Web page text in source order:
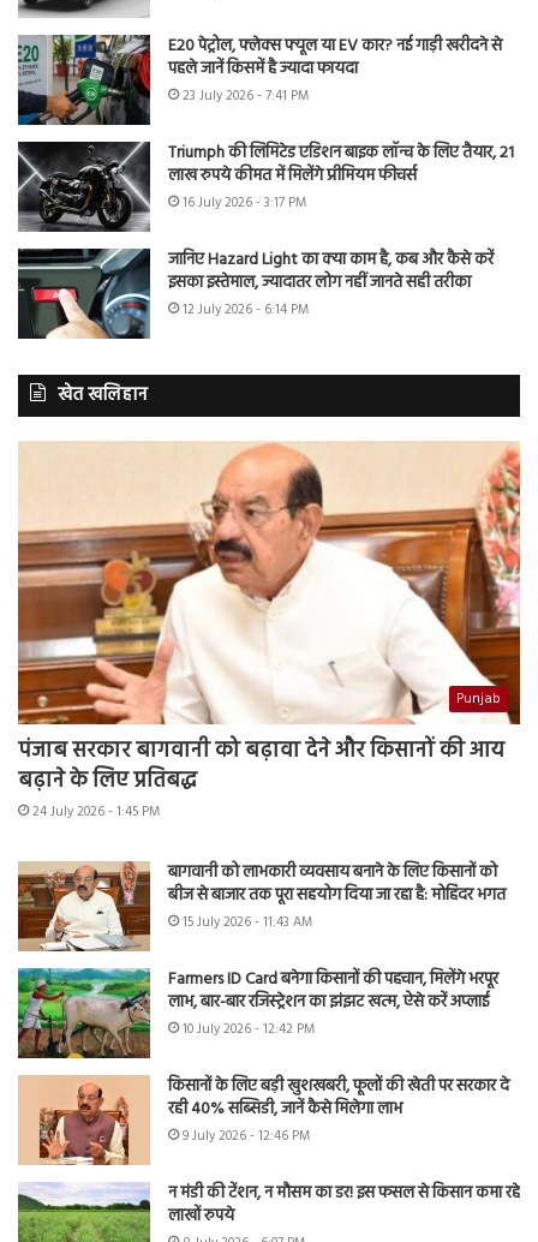
E20 पेट्रोल, फ्लेक्स फ्यूल या EV कार? नई गाड़ी खरीदने से
पहले जानें किसमें है ज्यादा फायदा
23 July 2026 - 7:41 PM
Triumph की लिमिटेड एडिशन बाइक लॉन्च के लिए तैयार, 21
लाख रुपये कीमत में मिलेंगे प्रीमियम फीचर्स
16 July 2026 - 3:17 PM
जानिए Hazard Light का क्या काम है, कब और कैसे करें
इसका इस्तेमाल, ज्यादातर लोग नहीं जानते सही तरीका
12 July 2026 - 6:14 PM
खेत खलिहान
Punjab
पंजाब सरकार बागवानी को बढ़ावा देने और किसानों की आय
बढ़ाने के लिए प्रतिबद्ध
24 July 2026 - 1:45 PM
बागवानी को लाभकारी व्यवसाय बनाने के लिए किसानों को
बीज से बाजार तक पूरा सहयोग दिया जा रहा है: मोहिंदर भगत
15 July 2026 - 11:43 AM
Farmers ID Card बनेगा किसानों की पहचान, मिलेंगे भरपूर
लाभ, बार-बार रजिस्ट्रेशन का झंझट खत्म, ऐसे करें अप्लाई
10 July 2026 - 12:42 PM
किसानों के लिए बड़ी खुशखबरी, फूलों की खेती पर सरकार दे
रही 40% सब्सिडी, जानें कैसे मिलेगा लाभ
9 July 2026 - 12:46 PM
न मंडी की टेंशन, न मौसम का डर! इस फसल से किसान कमा रहे
लाखों रुपये